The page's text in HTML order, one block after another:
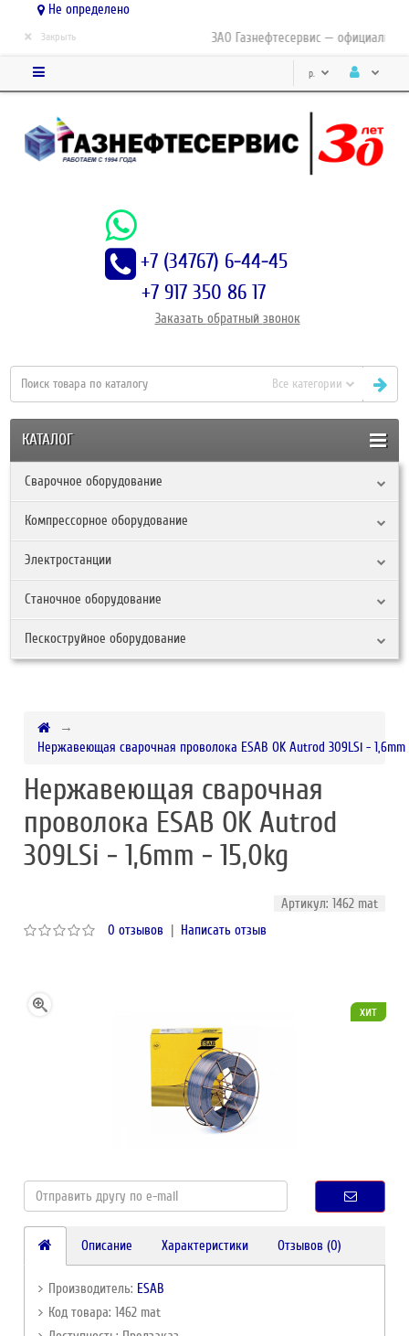
Не определено
ЗАО Газнефтесервис —
× Закрыть
р.
+7 (34767) 6-44-45
+7 917 350 86 17
Заказать обратный звонок
Все категории
КАТАЛОГ
Сварочное оборудование
Компрессорное оборудование
Электростанции
Станочное оборудование
Пескоструйное оборудование
Нержавеющая сварочная проволока ESAB OK Autrod 309LSi - 1,6mm
Нержавеющая сварочная
проволока ESAB OK Autrod
309LSi - 1,6mm - 15,0kg
Артикул: 1462 mat
0 отзывов | Написать отзыв
хит
Описание Характеристики Отзывов (0)
Производитель: ESAB
Код товара: 1462 mat